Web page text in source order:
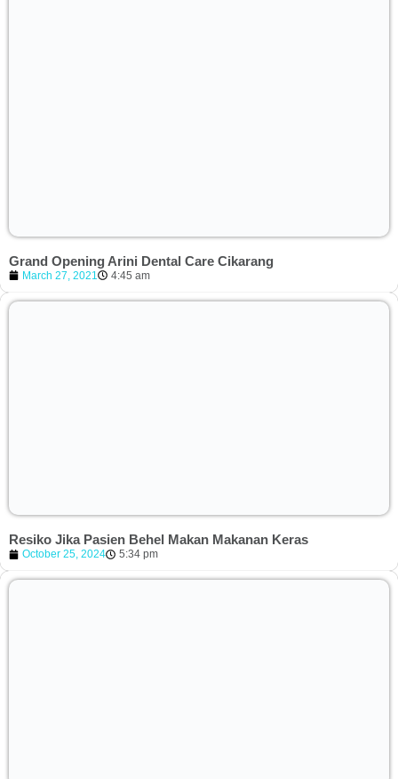
Grand Opening Arini Dental Care Cikarang
March 27, 2021 4:45 am
Resiko Jika Pasien Behel Makan Makanan Keras
October 25, 2024 5:34 pm